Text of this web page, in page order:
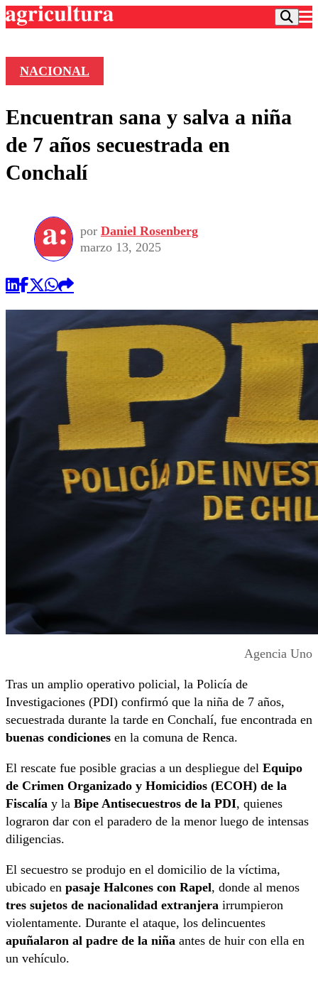
Frecuencias
Agricultura TV
Deportes
Colo Colo
Seleccion Chilena
Torneo Internacional
Universidad de Chile
Entretención
Economía
Internacional
Sustentabilidad
Publicaciones en medios
Opinión
NACIONAL
Encuentran sana y salva a niña
de 7 años secuestrada en
Conchalí
por Daniel Rosenberg
marzo 13, 2025
Agencia Uno
Tras un amplio operativo policial, la Policía de
Investigaciones (PDI) confirmó que la niña de 7 años,
secuestrada durante la tarde en Conchalí, fue encontrada en
buenas condiciones en la comuna de Renca.
El rescate fue posible gracias a un despliegue del Equipo
de Crimen Organizado y Homicidios (ECOH) de la
Fiscalía y la Bipe Antisecuestros de la PDI, quienes
lograron dar con el paradero de la menor luego de intensas
diligencias.
El secuestro se produjo en el domicilio de la víctima,
ubicado en pasaje Halcones con Rapel, donde al menos
tres sujetos de nacionalidad extranjera irrumpieron
violentamente. Durante el ataque, los delincuentes
apuñalaron al padre de la niña antes de huir con ella en
un vehículo.